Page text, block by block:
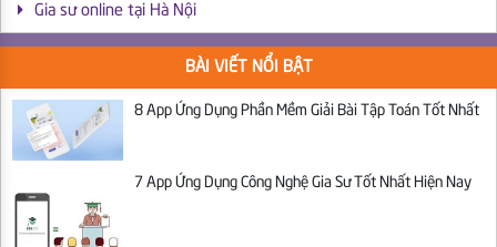
Gia sư online tại Hà Nội
BÀI VIẾT NỔI BẬT
8 App Ứng Dụng Phần Mềm Giải Bài Tập Toán Tốt Nhất
7 App Ứng Dụng Công Nghệ Gia Sư Tốt Nhất Hiện Nay